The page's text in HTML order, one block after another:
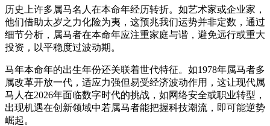
历史上许多属马名人在本命年经历转折。如艺术家或企业家，
他们借助太岁之力化险为夷，这预兆我们运势并非定数，通过
细节分析，属马者在本命年应注重家庭与谐，避免远行或重大
投资，以平稳度过波动期。
马年本命年的出生年份还关联着世代特征。如1978年属马者多
属改革开放一代，适应力强但易受经济波动作用，这让现代属
马人在2026年面临数字时代的挑战，如网络安全或职业转型，
出现机遇在创新领域中若属马者能把握科技潮流，即可能逆势
崛起。